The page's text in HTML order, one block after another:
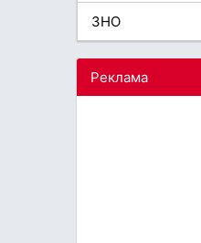
ЗНО
Реклама